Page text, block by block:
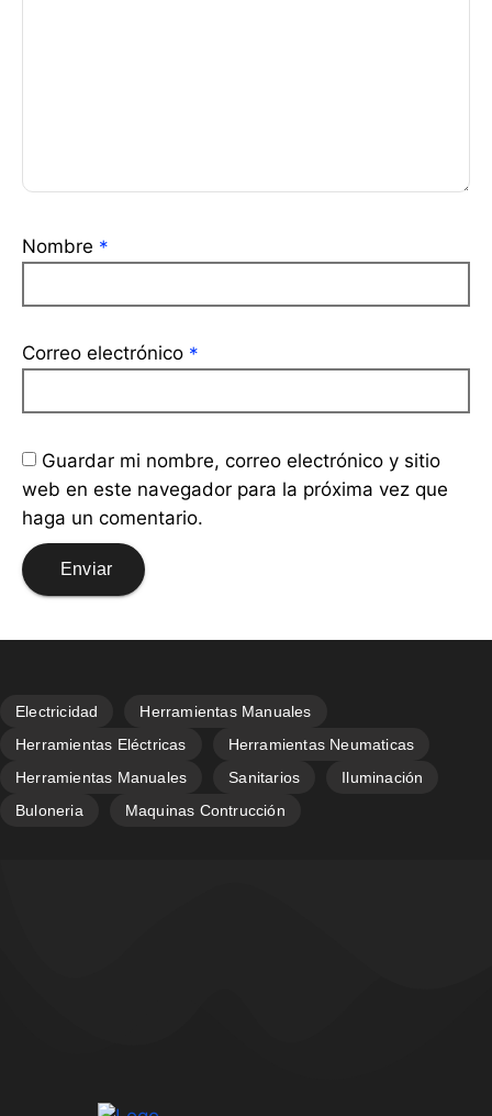
Nombre *
Correo electrónico *
Guardar mi nombre, correo electrónico y sitio
web en este navegador para la próxima vez que
haga un comentario.